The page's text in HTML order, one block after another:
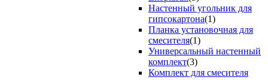
Настенный угольник для
гипсокартона(1)
Планка установочная для
смесителя(1)
Универсальный настенный
комплект(3)
Комплект для смесителя